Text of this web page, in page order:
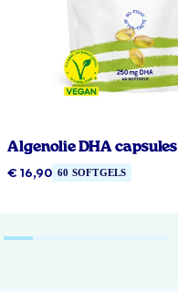
Algenolie DHA capsules
€ 16,90 60 SOFTGELS